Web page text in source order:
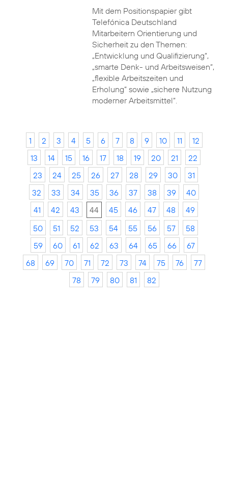
Mit dem Positionspapier gibt
Telefónica Deutschland
Mitarbeitern Orientierung und
Sicherheit zu den Themen:
„Entwicklung und Qualifizierung“,
„smarte Denk- und Arbeitsweisen“,
„flexible Arbeitszeiten und
Erholung“ sowie „sichere Nutzung
moderner Arbeitsmittel“.
1 2 3 4 5 6 7 8 9 10 11
12
13
14 15 16 17 18 19 20 21
22
23
24 25 26 27 28 29 30
31
32
33 34 35 36 37 38 39
40
41
42 43 44 45 46 47 48
49
50
51 52 53 54 55 56 57
58
59
60 61 62 63 64 65 66
67
68
69 70 71 72 73 74 75 76
77
78
79 80 81 82